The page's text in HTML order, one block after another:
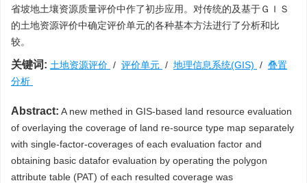
省坡地土壤资源质量评价中作了初步应用。对传统的及基于ＧＩＳ
的土地资源评价中确定评价单元的各种基本方法进行了分析和比
较。
关键词: 土地资源评价 / 评价单元 / 地理信息系统(GIS) / 叠置
分析
Abstract: A new methed in GIS-based land resource evaluation
of overlaying the coverage of land re-source type map separately
with single-factor-coverages of each evaluation factor and
obtaining basic datafor evaluation by operating the polygon
attribute table (PAT) of each resulted coverage was